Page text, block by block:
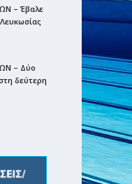
– Έβαλε
– Δύο
δεύτερη